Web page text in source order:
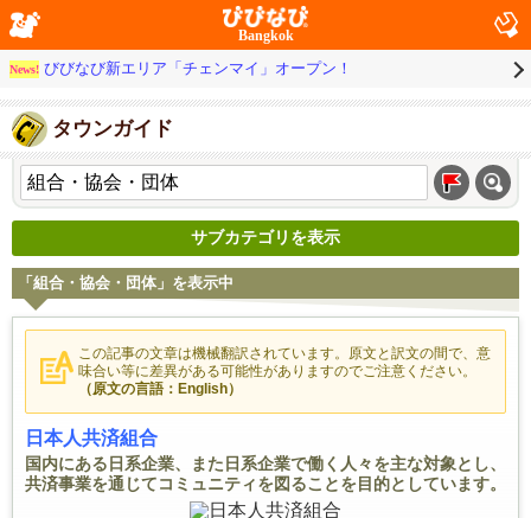
Bangkok
News! びびなび新エリア「チェンマイ」オープン！
タウンガイド
サブカテゴリを表示
「組合・協会・団体」を表示中
この記事の文章は機械翻訳されています。原文と訳文の間で、意
味合い等に差異がある可能性がありますのでご注意ください。
（原文の言語：English）
日本人共済組合
国内にある日系企業、また日系企業で働く人々を主な対象とし、
共済事業を通じてコミュニティを図ることを目的としています。